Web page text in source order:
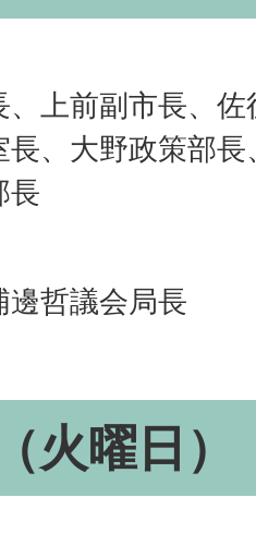
、上前副市長、佐
長、大野政策部
長
邊哲議会局長
火曜日）